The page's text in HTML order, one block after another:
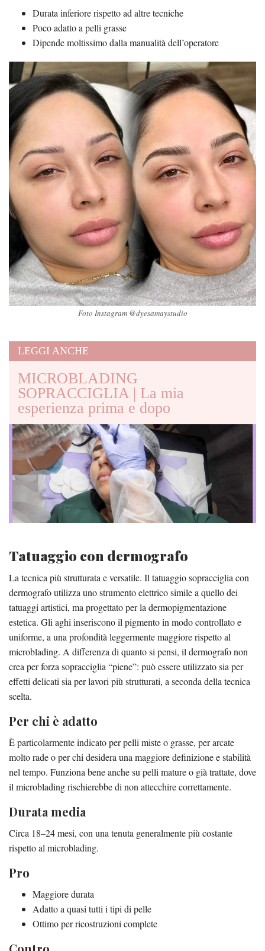
Durata inferiore rispetto ad altre tecniche
Poco adatto a pelli grasse
Dipende moltissimo dalla manualità dell’operatore
Foto Instagram @dyesamaystudio
LEGGI ANCHE
MICROBLADING
SOPRACCIGLIA | La mia
esperienza prima e dopo
Tatuaggio con dermografo
La tecnica più strutturata e versatile. Il tatuaggio sopracciglia con
dermografo utilizza uno strumento elettrico simile a quello dei
tatuaggi artistici, ma progettato per la dermopigmentazione
estetica. Gli aghi inseriscono il pigmento in modo controllato e
uniforme, a una profondità leggermente maggiore rispetto al
microblading. A differenza di quanto si pensi, il dermografo non
crea per forza sopracciglia “piene”: può essere utilizzato sia per
effetti delicati sia per lavori più strutturati, a seconda della tecnica
scelta.
Per chi è adatto
È particolarmente indicato per pelli miste o grasse, per arcate
molto rade o per chi desidera una maggiore definizione e stabilità
nel tempo. Funziona bene anche su pelli mature o già trattate, dove
il microblading rischierebbe di non attecchire correttamente.
Durata media
Circa 18–24 mesi, con una tenuta generalmente più costante
rispetto al microblading.
Pro
Maggiore durata
Adatto a quasi tutti i tipi di pelle
Ottimo per ricostruzioni complete